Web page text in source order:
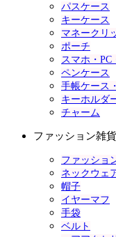
パスケース
キーケース
マネークリ
ポーチ
スマホ・PC
ペンケース
手帳ケース
キーホルダ
チャーム
ファッション雑貨
ファッショ
ネックウェ
帽子
イヤーマフ
手袋
ベルト